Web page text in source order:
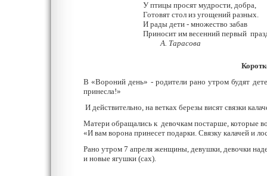
У птицы просят мудрости, добра,
Готовят стол из угощений разных.
И рады дети - множество забав
Приносит им весенний первый
А. Тарасова
В «Вороний день» - родители рано утром будят
принесла!»
И действительно, на ветках березы висят связки
Матери обращались к девочкам постарше, которые
«И вам ворона принесет подарки. Связку калачей и
Рано утром 7 апреля женщины, девушки, девочки
и новые ягушки (сах).